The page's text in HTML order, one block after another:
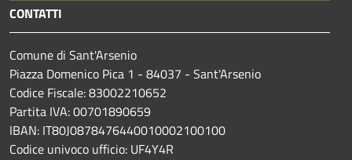
CONTATTI
Comune di Sant'Arsenio
Piazza Domenico Pica 1 - 84037 - Sant'Arsenio
Codice Fiscale: 83002210652
Partita IVA: 00701890659
IBAN: IT80J0878476440010002100100
Codice univoco ufficio: UF4Y4R